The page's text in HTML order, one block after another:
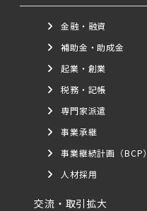
金融・融資
補助金・助成金
起業・創業
税務・記帳
専門家派遣
事業承継
事業継続計画（BCP）
人材採用
交流・取引拡大